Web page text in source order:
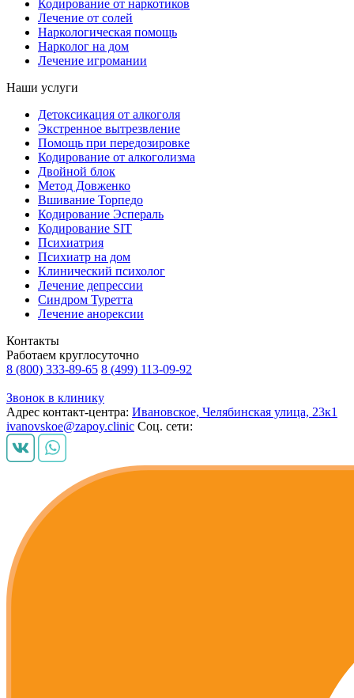
Кодирование от наркотиков
Лечение от солей
Наркологическая помощь
Нарколог на дом
Лечение игромании
Наши услуги
Детоксикация от алкоголя
Экстренное вытрезвление
Помощь при передозировке
Кодирование от алкоголизма
Двойной блок
Метод Довженко
Вшивание Торпедо
Кодирование Эспераль
Кодирование SIT
Психиатрия
Психиатр на дом
Клинический психолог
Лечение депрессии
Синдром Туретта
Лечение анорексии
Контакты
Работаем круглосуточно
8 (800) 333-89-65 8 (499) 113-09-92
Звонок в клинику
Адрес контакт-центра: Ивановское, Челябинская улица, 23к1
ivanovskoe@zapoy.clinic Соц. сети: